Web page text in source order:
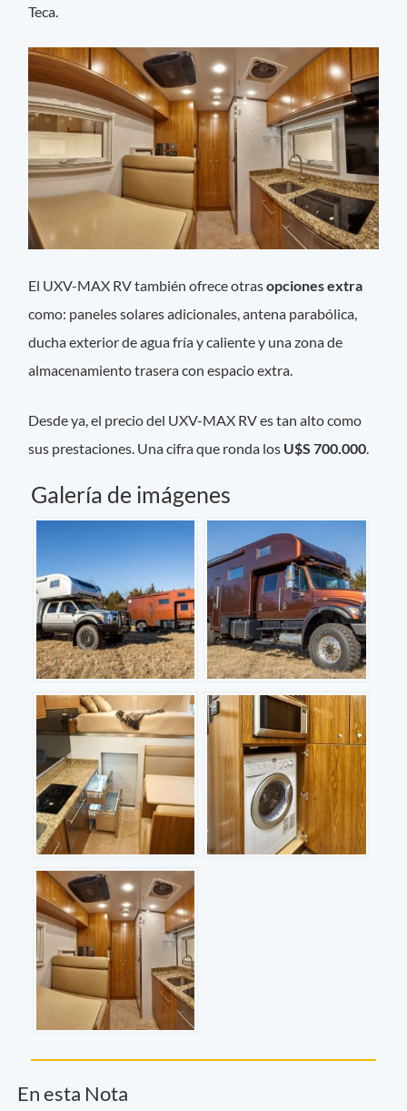
Teca.
El UXV-MAX RV también ofrece otrasopciones extra
como: paneles solares adicionales, antena parabólica,
ducha exterior de agua fría y caliente y una zona de
almacenamiento trasera con espacio extra.
Desde ya, el precio del UXV-MAX RV es tan alto como
sus prestaciones. Una cifra que ronda los U$S 700.000.
Galería de imágenes
En esta Nota